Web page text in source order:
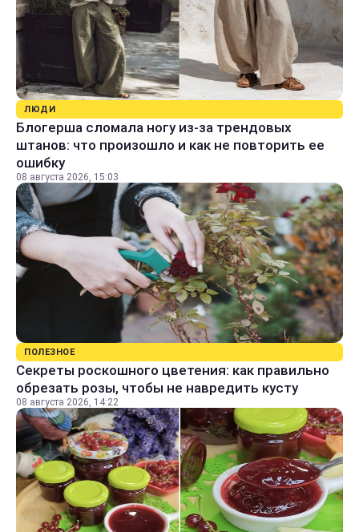
ЛЮДИ
Блогерша сломала ногу из-за трендовых
штанов: что произошло и как не повторить ее
ошибку
08 августа 2026, 15:03
ПОЛЕЗНОЕ
Секреты роскошного цветения: как правильно
обрезать розы, чтобы не навредить кусту
08 августа 2026, 14:22